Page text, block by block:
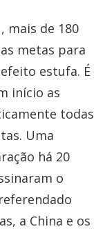
mais de 180
metas para
estufa. É
início as
todas
Uma
há 20
o
a China e os